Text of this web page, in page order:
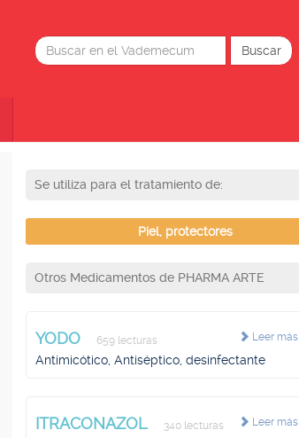
Se utiliza para el tratamiento de:
Piel, protectores
Otros Medicamentos de PHARMA ARTE
Leer más
YODO 659 lecturas
Antimicótico, Antiséptico, desinfectante
Leer más
ITRACONAZOL 340 lecturas